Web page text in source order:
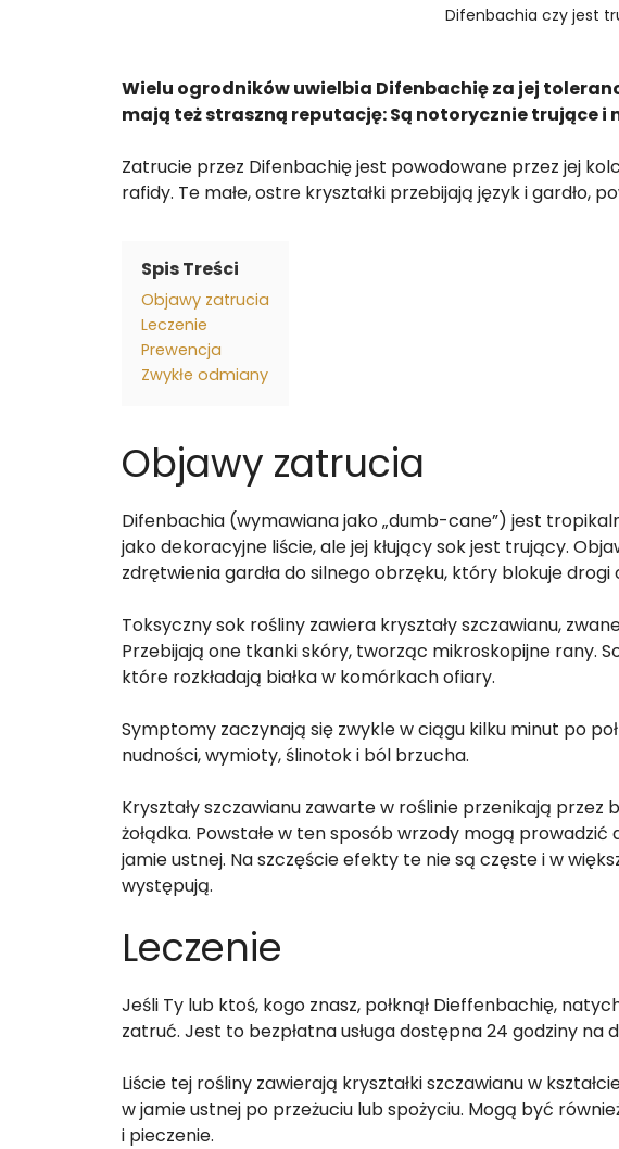
Difenbachia czy jest
Wielu ogrodników uwielbia Difenbachię za jej
mają też straszną reputację: Są notorycznie trujące
Zatrucie przez Difenbachię jest powodowane przez jej
rafidy. Te małe, ostre kryształki przebijają język i gardło,
Spis Treści
Objawy zatrucia
Leczenie
Prewencja
Zwykłe odmiany
Objawy zatrucia
Difenbachia (wymawiana jako „dumb-cane”) jest
jako dekoracyjne liście, ale jej kłujący sok jest trujący.
zdrętwienia gardła do silnego obrzęku, który blokuje
Toksyczny sok rośliny zawiera kryształy szczawianu,
Przebijają one tkanki skóry, tworząc mikroskopijne rany.
które rozkładają białka w komórkach ofiary.
Symptomy zaczynają się zwykle w ciągu kilku minut po
nudności, wymioty, ślinotok i ból brzucha.
Kryształy szczawianu zawarte w roślinie przenikają przez
żołądka. Powstałe w ten sposób wrzody mogą
jamie ustnej. Na szczęście efekty te nie są częste i w
występują.
Leczenie
Jeśli Ty lub ktoś, kogo znasz, połknął Dieffenbachię,
zatruć. Jest to bezpłatna usługa dostępna 24 godziny na
Liście tej rośliny zawierają kryształki szczawianu w
w jamie ustnej po przeżuciu lub spożyciu. Mogą być
i pieczenie.